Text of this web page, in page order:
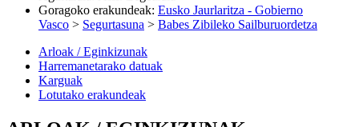
Goragoko erakundeak: Eusko Jaurlaritza - Gobierno
Vasco > Segurtasuna > Babes Zibileko Sailburuordetza
Arloak / Eginkizunak
Harremanetarako datuak
Karguak
Lotutako erakundeak